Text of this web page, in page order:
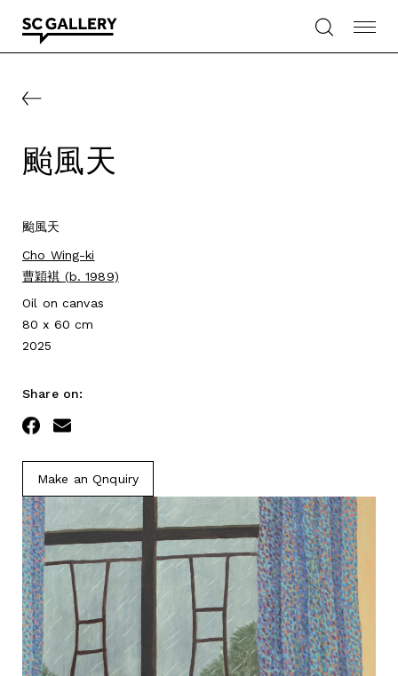
content
颱風天
颱風天
Cho Wing-ki
曹穎褀 (b. 1989)
Oil on canvas
80 x 60 cm
2025
Share on:
Facebook
Make an Qnquiry